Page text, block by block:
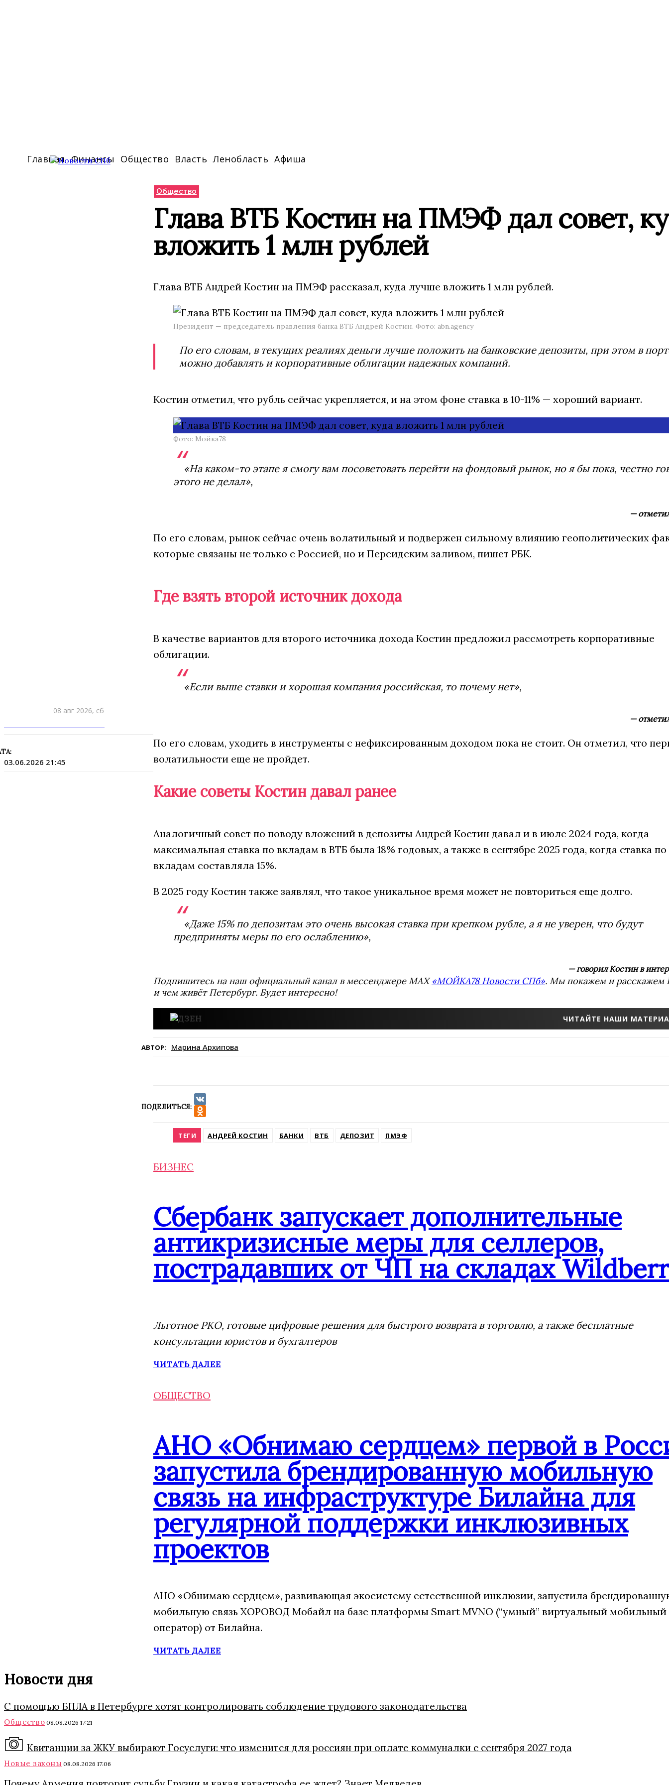
Главная Финансы Общество Власть Ленобласть Афиша
08 авг 2026, сб
03.06.2026 21:45
Общество
Глава ВТБ Костин на ПМЭФ дал совет,
вложить 1 млн рублей
Глава ВТБ Андрей Костин на ПМЭФ рассказал, куда лучше вложить 1 млн рублей.
Президент — председатель правления банка ВТБ Андрей Костин. Фото: abn.agency
По его словам, в текущих реалиях деньги лучше положить на банковские депозиты, при этом в
можно добавлять и корпоративные облигации надежных компаний.
Костин отметил, что рубль сейчас укрепляется, и на этом фоне ставка в 10-11% — хороший вариант.
Фото: Мойка78
«На каком-то этапе я смогу вам посоветовать перейти на фондовый рынок, но я бы пока, честно
этого не делал»,
—
По его словам, рынок сейчас очень волатильный и подвержен сильному влиянию геополитических
которые связаны не только с Россией, но и Персидским заливом, пишет РБК.
Где взять второй источник дохода
В качестве вариантов для второго источника дохода Костин предложил рассмотреть корпоративные
облигации.
«Если выше ставки и хорошая компания российская, то почему нет»,
—
По его словам, уходить в инструменты с нефиксированным доходом пока не стоит. Он отметил, что
волатильности еще не пройдет.
Какие советы Костин давал ранее
Аналогичный совет по поводу вложений в депозиты Андрей Костин давал и в июле 2024 года, когда
максимальная ставка по вкладам в ВТБ была 18% годовых, а также в сентябре 2025 года, когда ставка по
вкладам составляла 15%.
В 2025 году Костин также заявлял, что такое уникальное время может не повториться еще долго.
«Даже 15% по депозитам это очень высокая ставка при крепком рубле, а я не уверен, что будут
предприняты меры по его ослаблению»,
— говорил Костин в
Подпишитесь на наш официальный канал в мессенджере MAX«МОЙКА78 Новости СПб». Мы покажем и расскажем
и чем живёт Петербург. Будет интересно!
ЧИТАЙТЕ НАШИ
АВТОР: Марина Архипова
ПОДЕЛИТЬСЯ:
VK
ТЕГИ АНДРЕЙ КОСТИН БАНКИ ВТБ ДЕПОЗИТ ПМЭФ
БИЗНЕС
Сбербанк запускает дополнительные
антикризисные меры для селлеров,
пострадавших от ЧП на складах
Льготное РКО, готовые цифровые решения для быстрого возврата в торговлю, а также бесплатные
консультации юристов и бухгалтеров
ЧИТАТЬ ДАЛЕЕ
ОБЩЕСТВО
АНО «Обнимаю сердцем» первой в
запустила брендированную мобильную
связь на инфраструктуре Билайна для
регулярной поддержки инклюзивных
проектов
АНО «Обнимаю сердцем», развивающая экосистему естественной инклюзии, запустила
мобильную связь ХОРОВОД Мобайл на базе платформы Smart MVNO (“умный” виртуальный мобильный
оператор) от Билайна.
ЧИТАТЬ ДАЛЕЕ
Новости дня
С помощью БПЛА в Петербурге хотят контролировать соблюдение трудового законодательства
Общество 08.08.2026 17:21
Квитанции за ЖКУ выбирают Госуслуги: что изменится для россиян при оплате коммуналки с сентября 2027 года
Новые законы 08.08.2026 17:06